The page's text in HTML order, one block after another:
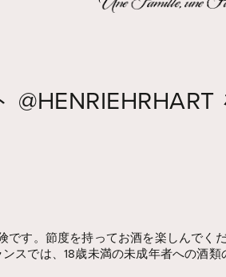
@HENRIEHRHART
です。節度を持ってお酒を楽しんでく
スでは、18歳未満の未成年者への酒類